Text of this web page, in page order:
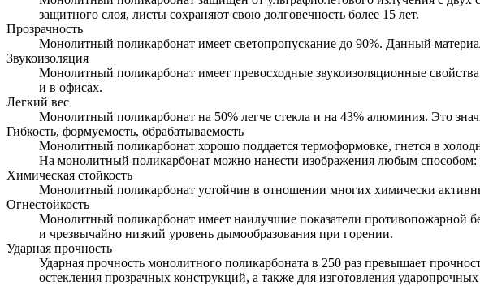
защитного слоя, листы сохраняют свою долговечность более 15 лет.
Прозрачность
Монолитный поликарбонат имеет светопропускание до 90%. Данный
Звукоизоляция
Монолитный поликарбонат имеет превосходные звукоизоляционные
и в офисах.
Легкий вес
Монолитный поликарбонат на 50% легче стекла и на 43% алюминия. Это
Гибкость, формуемость, обрабатываемость
Монолитный поликарбонат хорошо поддается термоформовке, гнется в
На монолитный поликарбонат можно нанести изображения любым
Химическая стойкость
Монолитный поликарбонат устойчив в отношении многих химически
Огнестойкость
Монолитный поликарбонат имеет наилучшие показатели противопожарной
и чрезвычайно низкий уровень дымообразования при горении.
Ударная прочность
Ударная прочность монолитного поликарбоната в 250 раз превышает
остекления прозрачных конструкций, а также для изготовления